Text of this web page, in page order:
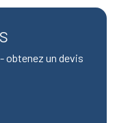
obtenez un devis